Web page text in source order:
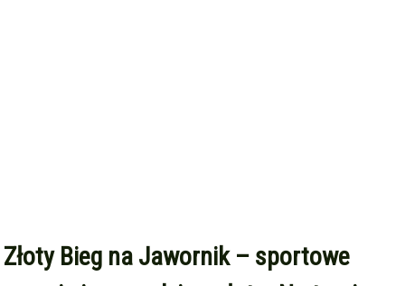
Złoty Bieg na Jawornik – sportowe